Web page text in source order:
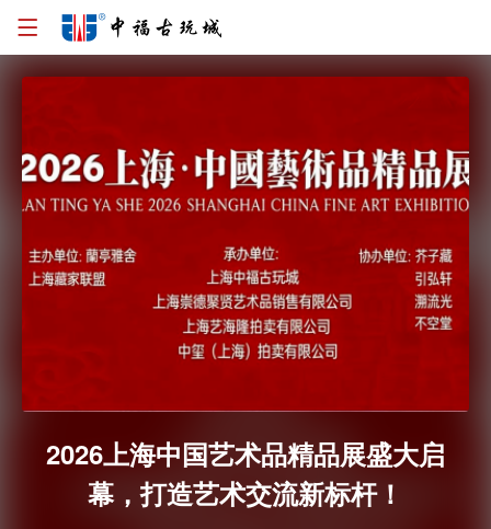
2026上海中国艺术品精品展盛大启
幕，打造艺术交流新标杆！